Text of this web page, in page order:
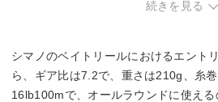
77cm
続きを見る
シマノのベイトリールにおけるエント
ら、ギア比は7.2で、重さは210g、糸
16lb100mで、オールラウンドに使える